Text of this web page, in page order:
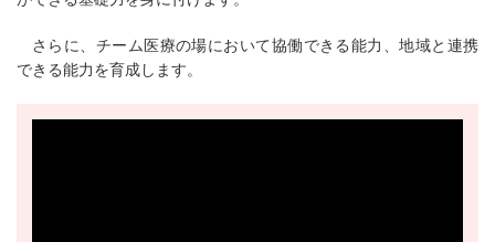
さらに、チーム医療の場において協働できる能力、地域と連携
できる能力を育成します。